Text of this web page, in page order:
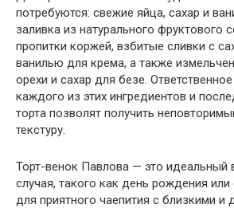
потребуются: свежие яйца, сахар и
заливка из натурального фруктового
пропитки коржей, взбитые сливки с
ванилью для крема, а также
орехи и сахар для безе.
каждого из этих ингредиентов и
торта позволят получить
текстуру.
Торт-венок Павлова — это идеальный
случая, такого как день рождения
для приятного чаепития с близкими и